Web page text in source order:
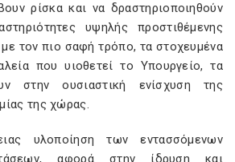
ρίσκα και να δραστηριοποιηθούν
υψηλής προστιθέμενης
με τον πιο σαφή τρόπο, τα στοχευμένα
που υιοθετεί το Υπουργείο, τα
στην ουσιαστική ενίσχυση της
της χώρας.
υλοποίηση των εντασσόμενων
αφορά στην ίδρυση και